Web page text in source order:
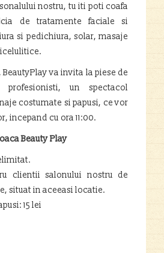
nostru, tu iti poti coafa
de tratamente faciale si
si pedichiura, solar, masaje
va invita la piese de
un spectacol
costumate si papusi, ce vor
incepand cu ora 11:00.
Beauty Play
clientii salonului nostru de
situat in aceeasi locatie.
15 lei